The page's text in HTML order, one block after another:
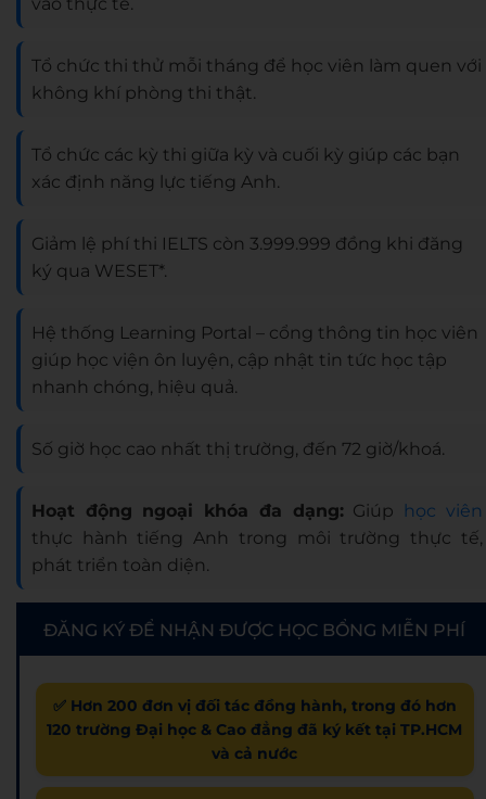
vào thực tế.
Tổ chức thi thử mỗi tháng để học viên làm quen với
không khí phòng thi thật.
Tổ chức các kỳ thi giữa kỳ và cuối kỳ giúp các bạn
xác định năng lực tiếng Anh.
Giảm lệ phí thi IELTS còn 3.999.999 đồng khi đăng
ký qua WESET*.
Hệ thống Learning Portal – cổng thông tin học viên
giúp học viện ôn luyện, cập nhật tin tức học tập
nhanh chóng, hiệu quả.
Số giờ học cao nhất thị trường, đến 72 giờ/khoá.
Hoạt động ngoại khóa đa dạng:Giúp
học viên
thực hành tiếng Anh trong môi trường thực tế,
phát triển toàn diện.
ĐĂNG KÝ ĐỂ NHẬN ĐƯỢC HỌC BỔNG MIỄN PHÍ
✅ Hơn 200 đơn vị đối tác đồng hành, trong đó hơn
120 trường Đại học & Cao đẳng đã ký kết tại TP.HCM
và cả nước